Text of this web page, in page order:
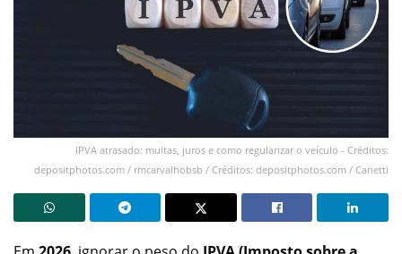
IPVA atrasado: multas, juros e como regularizar o veículo - Créditos:
depositphotos.com / rmcarvalhobsb / Créditos: depositphotos.com / Canetti